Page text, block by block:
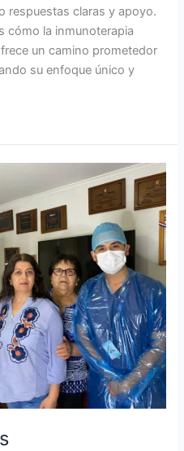
respuestas claras y apoyo.
cómo la inmunoterapia
un camino prometedor
su enfoque único y